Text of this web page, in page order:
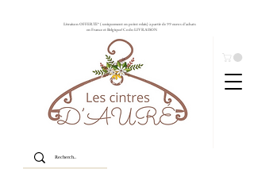
Livraison OFFERTE* ( uniquement en point relais) à partir de 99 euros d'achats
en France et Belgique! Code: LIVRAISON